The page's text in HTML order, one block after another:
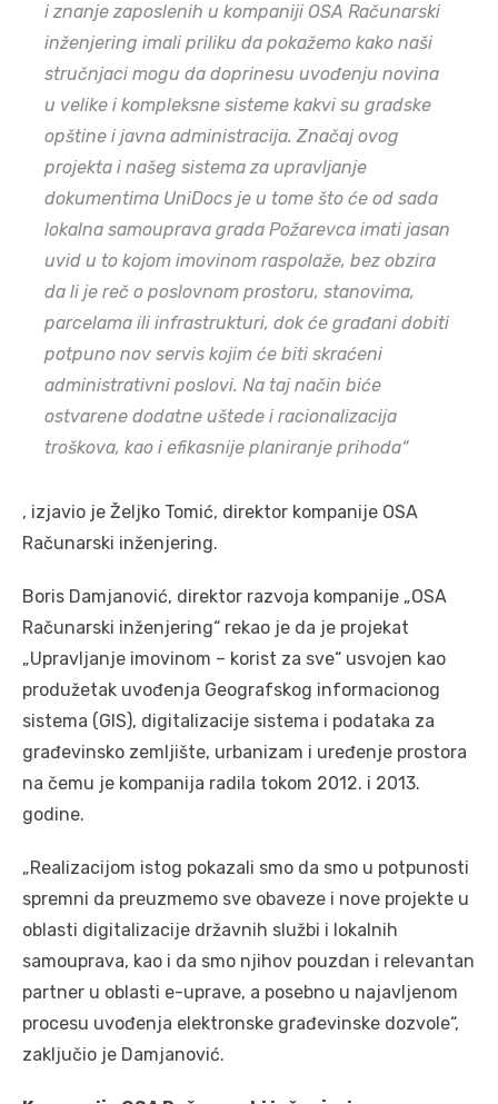
i znanje zaposlenih u kompaniji OSA Računarski
inženjering imali priliku da pokažemo kako naši
stručnjaci mogu da doprinesu uvođenju novina
u velike i kompleksne sisteme kakvi su gradske
opštine i javna administracija. Značaj ovog
projekta i našeg sistema za upravljanje
dokumentima UniDocs je u tome što će od sada
lokalna samouprava grada Požarevca imati jasan
uvid u to kojom imovinom raspolaže, bez obzira
da li je reč o poslovnom prostoru, stanovima,
parcelama ili infrastrukturi, dok će građani dobiti
potpuno nov servis kojim će biti skraćeni
administrativni poslovi. Na taj način biće
ostvarene dodatne uštede i racionalizacija
troškova, kao i efikasnije planiranje prihoda“
, izjavio je Željko Tomić, direktor kompanije OSA
Računarski inženjering.
Boris Damjanović, direktor razvoja kompanije „OSA
Računarski inženjering“ rekao je da je projekat
„Upravljanje imovinom – korist za sve“ usvojen kao
produžetak uvođenja Geografskog informacionog
sistema (GIS), digitalizacije sistema i podataka za
građevinsko zemljište, urbanizam i uređenje prostora
na čemu je kompanija radila tokom 2012. i 2013.
godine.
„Realizacijom istog pokazali smo da smo u potpunosti
spremni da preuzmemo sve obaveze i nove projekte u
oblasti digitalizacije državnih službi i lokalnih
samouprava, kao i da smo njihov pouzdan i relevantan
partner u oblasti e-uprave, a posebno u najavljenom
procesu uvođenja elektronske građevinske dozvole“,
zaključio je Damjanović.